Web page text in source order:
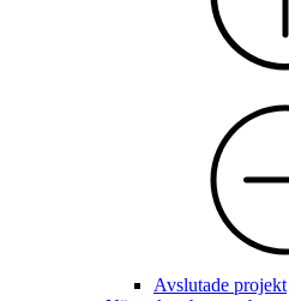
Avslutade projekt